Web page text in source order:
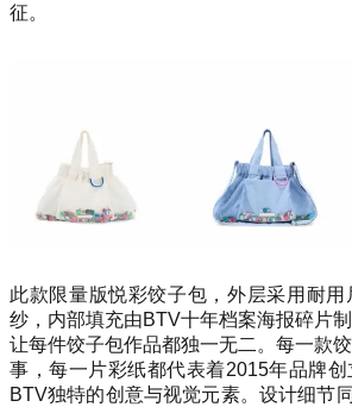
征。
此款限量版悦彩饺子包，外层采用耐用
纱，内部填充由BTV十年档案海报碎片
让每件饺子包作品都独一无二。每一款
事，每一片彩纸都代表着2015年品牌
BTV独特的创意与视觉元素。设计细节